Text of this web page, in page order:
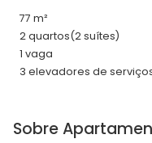
77 m²
2 quartos(2 suítes)
1 vaga
3 elevadores de
Sobre